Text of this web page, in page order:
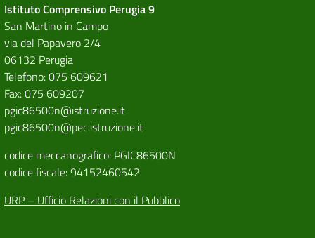
Istituto Comprensivo Perugia 9
San Martino in Campo
via del Papavero 2/4
06132 Perugia
Telefono: 075 609621
Fax: 075 609207
pgic86500n@istruzione.it
pgic86500n@pec.istruzione.it
codice meccanografico: PGIC86500N
codice fiscale: 94152460542
URP – Ufficio Relazioni con il Pubblico